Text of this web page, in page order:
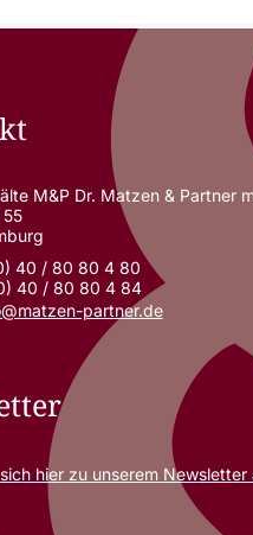
M&P Dr. Matzen & Partner
55
40 / 80 80 4 80
40 / 80 80 4 84
partner.de
hier zu unserem Newsletter